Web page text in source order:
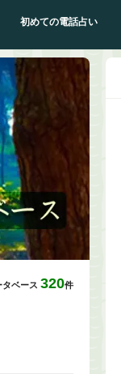
初めての電話占い
ベース 320件